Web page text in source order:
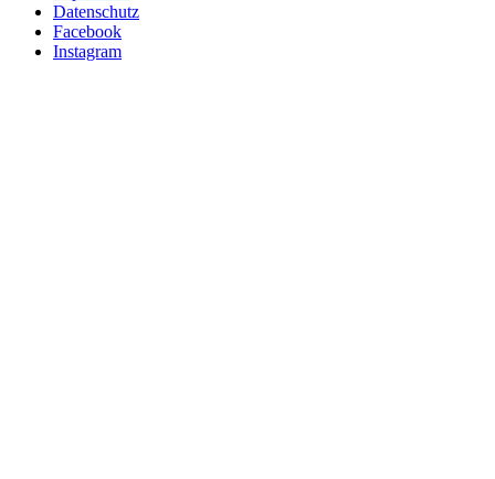
Datenschutz
Facebook
Instagram